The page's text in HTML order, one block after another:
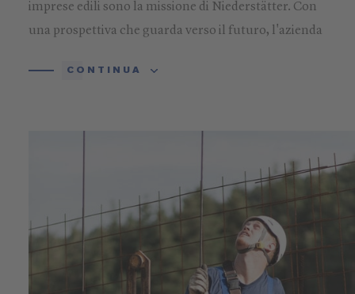
imprese edili sono la missione di Niederstätter. Con
una prospettiva che guarda verso il futuro, l'azienda
CONTINUA